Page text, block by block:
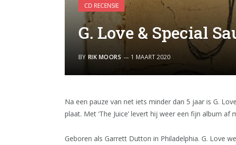
CD RECENSIE
G. Love & Special
BY RIK MOORS 1 MAART 2020
Na een pauze van net iets minder dan 5 jaar is G.
plaat. Met ‘The Juice’ levert hij weer een fijn album
Geboren als Garrett Dutton in Philadelphia. G. Love